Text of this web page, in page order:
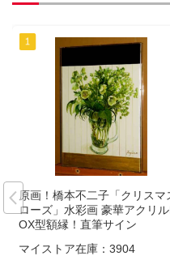
原画！橋本不二子「クリスマ
ローズ」水彩画 豪華アクリ
OX型額縁！直筆サイン
マイストア在庫： 3904